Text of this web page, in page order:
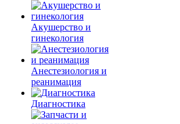
Акушерство и
гинекология
Анестезиология и
реанимация
Диагностика